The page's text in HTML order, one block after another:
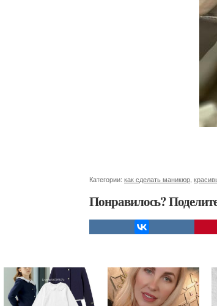
Категории: как сделать маникюр
Понравилось?